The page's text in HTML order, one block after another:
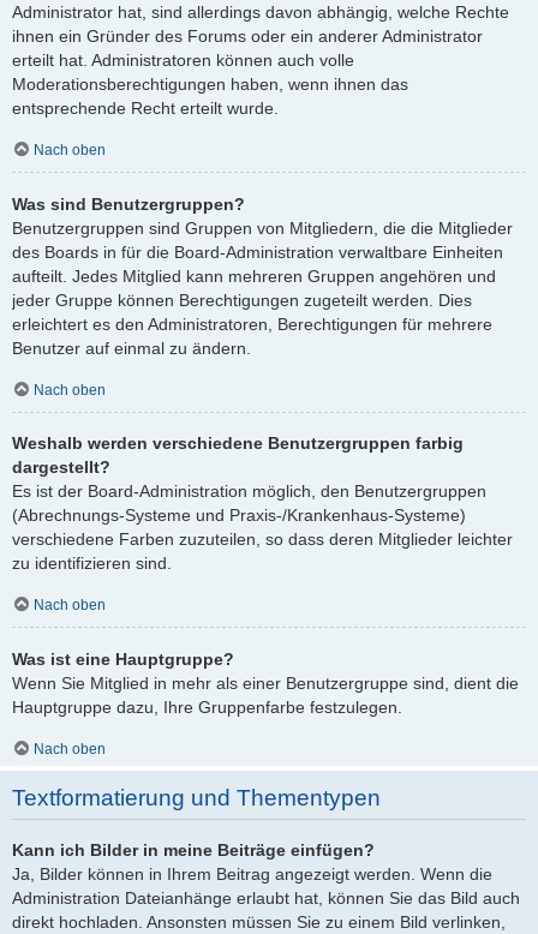
Administrator hat, sind allerdings davon abhängig, welche Rechte
ihnen ein Gründer des Forums oder ein anderer Administrator
erteilt hat. Administratoren können auch volle
Moderationsberechtigungen haben, wenn ihnen das
entsprechende Recht erteilt wurde.
Nach oben
Was sind Benutzergruppen?
Benutzergruppen sind Gruppen von Mitgliedern, die die Mitglieder
des Boards in für die Board-Administration verwaltbare Einheiten
aufteilt. Jedes Mitglied kann mehreren Gruppen angehören und
jeder Gruppe können Berechtigungen zugeteilt werden. Dies
erleichtert es den Administratoren, Berechtigungen für mehrere
Benutzer auf einmal zu ändern.
Nach oben
Weshalb werden verschiedene Benutzergruppen farbig
dargestellt?
Es ist der Board-Administration möglich, den Benutzergruppen
(Abrechnungs-Systeme und Praxis-/Krankenhaus-Systeme)
verschiedene Farben zuzuteilen, so dass deren Mitglieder leichter
zu identifizieren sind.
Nach oben
Was ist eine Hauptgruppe?
Wenn Sie Mitglied in mehr als einer Benutzergruppe sind, dient die
Hauptgruppe dazu, Ihre Gruppenfarbe festzulegen.
Nach oben
Textformatierung und Thementypen
Kann ich Bilder in meine Beiträge einfügen?
Ja, Bilder können in Ihrem Beitrag angezeigt werden. Wenn die
Administration Dateianhänge erlaubt hat, können Sie das Bild auch
direkt hochladen. Ansonsten müssen Sie zu einem Bild verlinken,